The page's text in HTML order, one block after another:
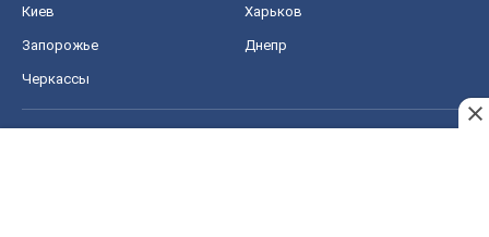
Киев Харьков
Запорожье Днепр
Черкассы